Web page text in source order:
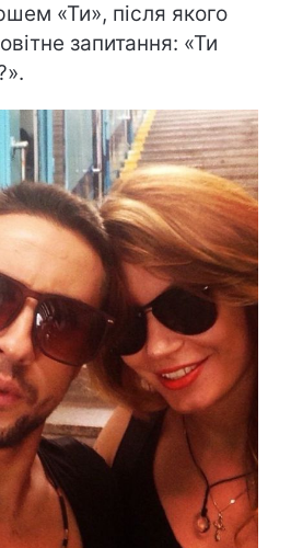
«Ти», після якого
запитання: «Ти